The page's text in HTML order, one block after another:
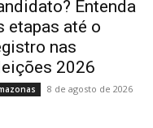
Entenda
etapas até o
nas
2026
8 de agosto de 2026